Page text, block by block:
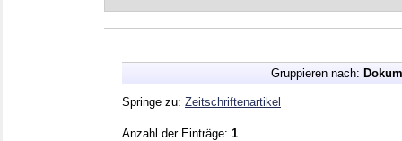
Gruppieren nach:
Springe zu: Zeitschriftenartikel
Anzahl der Einträge: 1